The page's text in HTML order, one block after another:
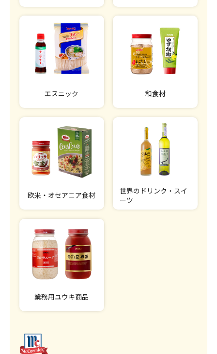
エスニック 和食材
欧米・オセアニア食材
世界のドリンク・スイ
ーツ
業務用ユウキ商品